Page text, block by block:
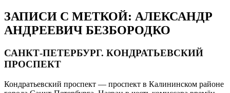
ЗАПИСИ С МЕТКОЙ: АЛЕКСАНДР
АНДРЕЕВИЧ БЕЗБОРОДКО
САНКТ-ПЕТЕРБУРГ. КОНДРАТЬЕВСКИЙ
ПРОСПЕКТ
Кондратьевский проспект — проспект в Калининском районе